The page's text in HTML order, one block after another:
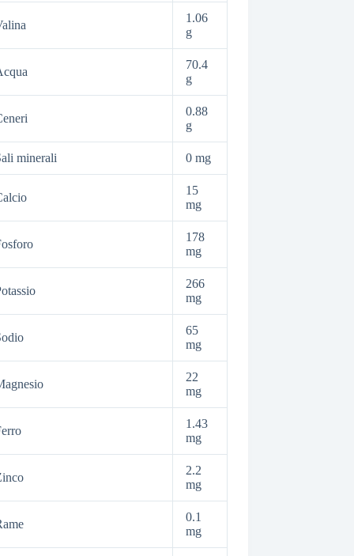
1.06
g
70.4
g
0.88
g
minerali 0 mg
15
mg
178
mg
266
mg
65
mg
22
mg
1.43
mg
2.2
mg
0.1
mg